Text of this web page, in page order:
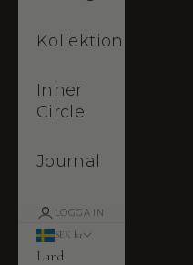
Kollektioner
Inner
Circle
Journal
LOGGA IN
SEK kr
Land